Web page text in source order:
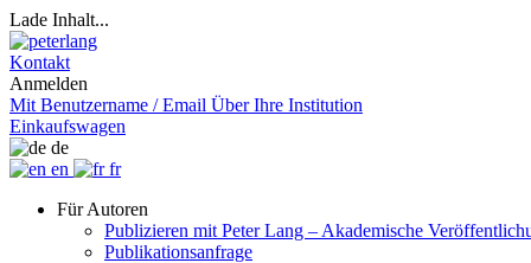
Lade Inhalt...
Kontakt
Anmelden
Mit Benutzername / Email Über Ihre Institution
Einkaufswagen
de
en
fr
Für Autoren
Publizieren mit Peter Lang – Akademische
Publikationsanfrage